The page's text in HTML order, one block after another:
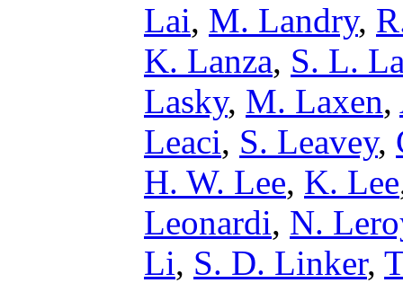
Lai, M. Landry,
K. Lanza, S. L.
Lasky, M. Laxen,
Leaci, S. Leavey,
H. W. Lee, K. Lee
Leonardi, N.
Li, S. D. Linker,